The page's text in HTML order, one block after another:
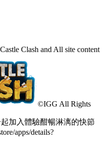
Clash and All site content
©IGG All Rights
加入體驗酣暢淋漓的快節
apps/details?